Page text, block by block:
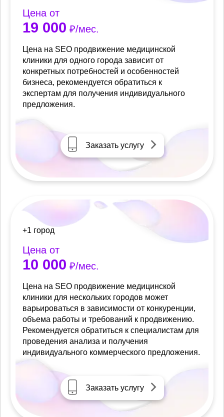
Цена от
19 000 ₽/мес.
Цена на SEO продвижение медицинской
клиники для одного города зависит от
конкретных потребностей и особенностей
бизнеса, рекомендуется обратиться к
экспертам для получения индивидуального
предложения.
Заказать услугу
+1 город
Цена от
10 000 ₽/мес.
Цена на SEO продвижение медицинской
клиники для нескольких городов может
варьироваться в зависимости от конкуренции,
объема работы и требований к продвижению.
Рекомендуется обратиться к специалистам для
проведения анализа и получения
индивидуального коммерческого предложения.
Заказать услугу